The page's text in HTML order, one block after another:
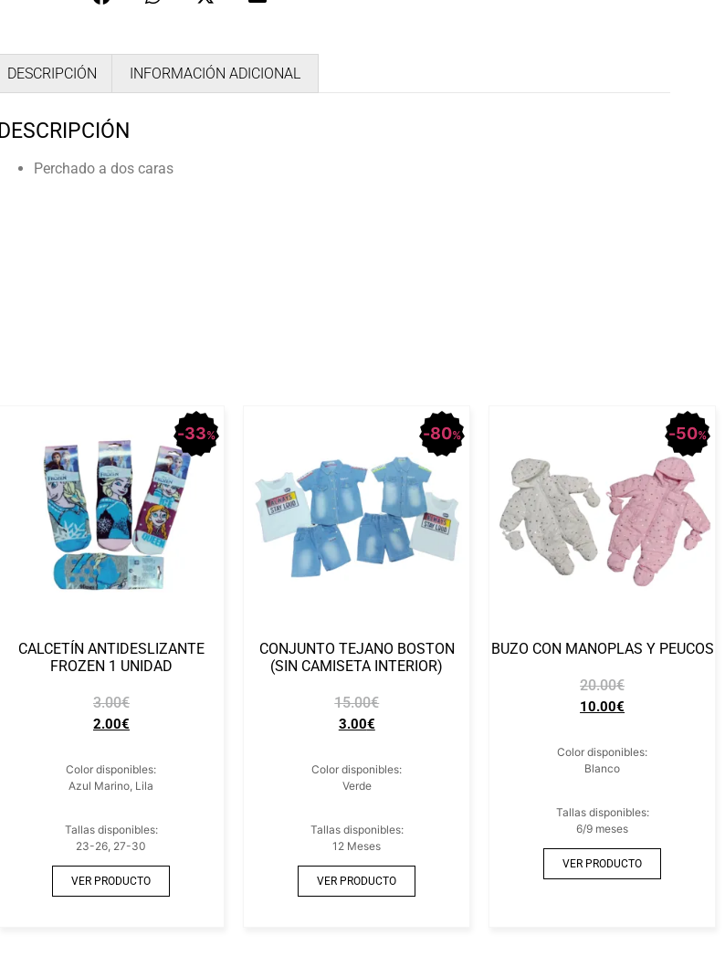
DESCRIPCIÓN INFORMACIÓN ADICIONAL
DESCRIPCIÓN
Perchado a dos caras
33%
CALCETÍN ANTIDESLIZANTE
FROZEN 1 UNIDAD
3.00€
2.00€
Color disponibles:
Azul Marino, Lila
Tallas disponibles:
23-26, 27-30
VER PRODUCTO
80%
CONJUNTO TEJANO BOSTON
(SIN CAMISETA INTERIOR)
15.00€
3.00€
Color disponibles:
Verde
Tallas disponibles:
12 Meses
VER PRODUCTO
50%
BUZO CON MANOPLAS Y PEUCOS
20.00€
10.00€
Color disponibles:
Blanco
Tallas disponibles:
6/9 meses
VER PRODUCTO